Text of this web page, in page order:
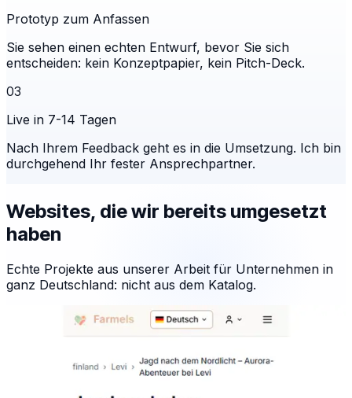
Prototyp zum Anfassen
Sie sehen einen echten Entwurf, bevor Sie sich
entscheiden: kein Konzeptpapier, kein Pitch-Deck.
03
Live in 7-14 Tagen
Nach Ihrem Feedback geht es in die Umsetzung. Ich bin
durchgehend Ihr fester Ansprechpartner.
Websites, die wir bereits umgesetzt
haben
Echte Projekte aus unserer Arbeit für Unternehmen in
ganz Deutschland: nicht aus dem Katalog.